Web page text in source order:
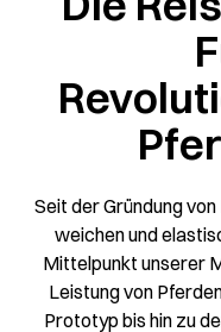
Seit der Gründung
weichen und
Mittelpunkt unserer
Leistung von
Prototyp bis hin zu